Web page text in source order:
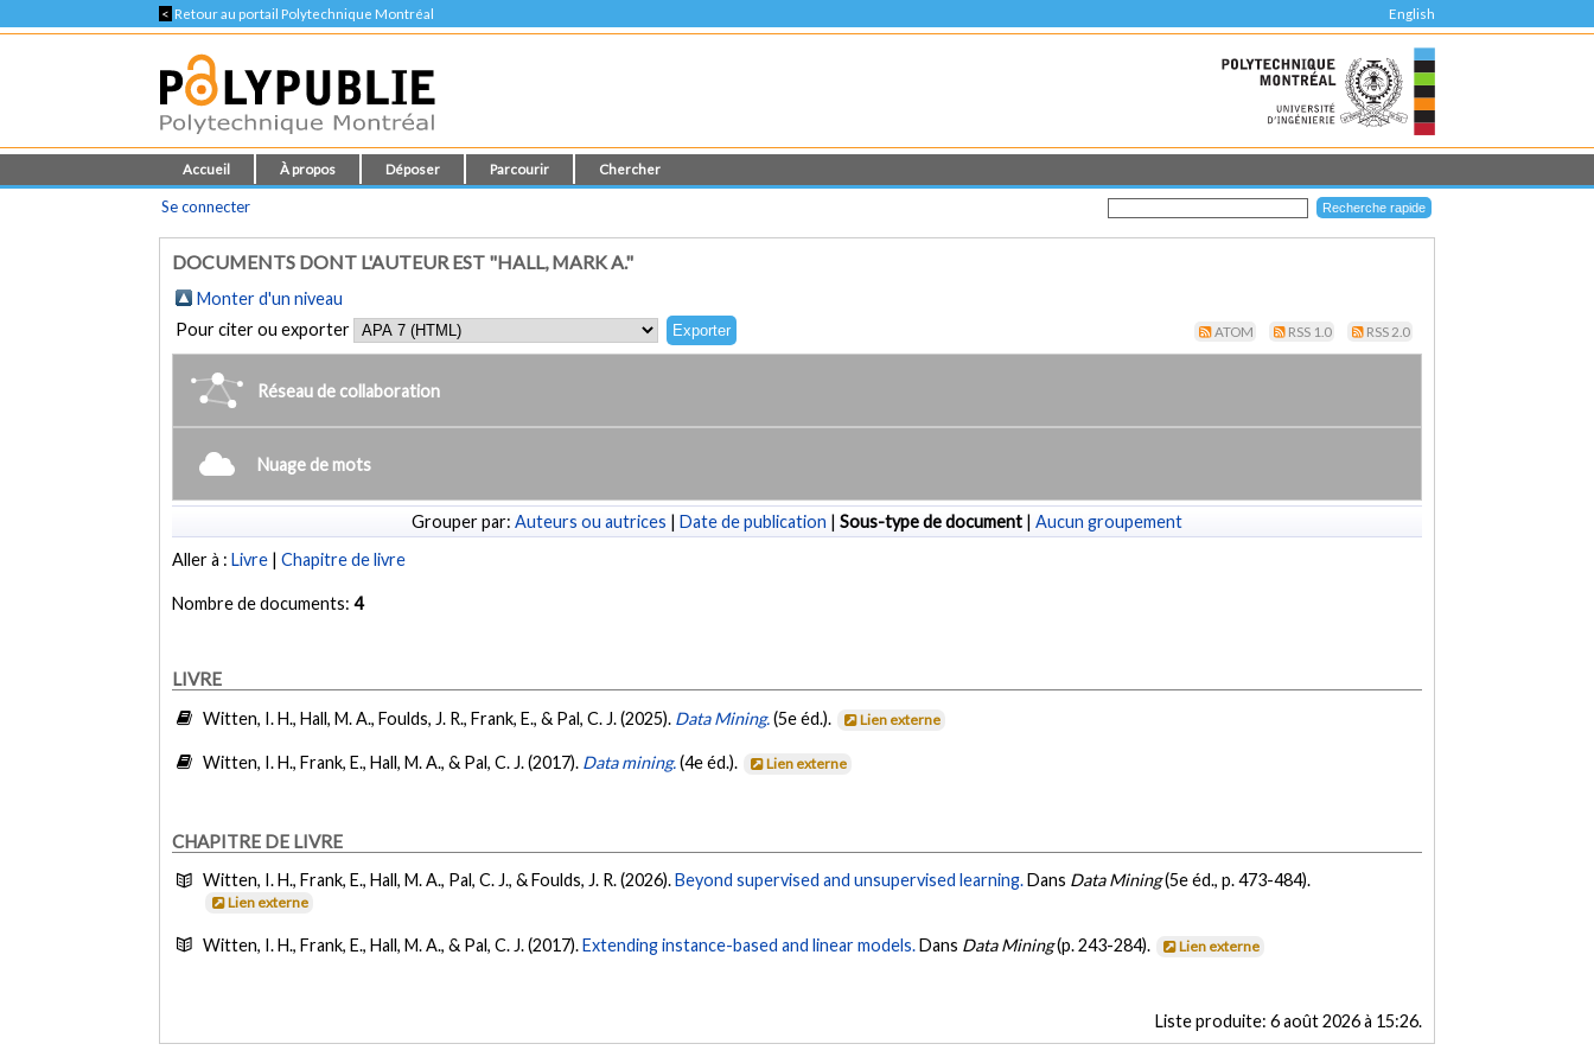
< Retour au portail Polytechnique Montréal English
Accueil À propos Déposer Parcourir Chercher
Se connecter
DOCUMENTS DONT L'AUTEUR EST "HALL, MARK A."
Monter d'un niveau
Pour citer ou exporter
ATOM RSS 1.0 RSS 2.0
Réseau de collaboration
Nuage de mots
Grouper par: Auteurs ou autrices | Date de publication | Sous-type de document | Aucun groupement
Aller à :Livre |Chapitre de livre
Nombre de documents:4
LIVRE
Witten, I. H., Hall, M. A., Foulds, J. R., Frank, E., & Pal, C. J. (2025). Data Mining.(5e éd.). Lien externe
Witten, I. H., Frank, E., Hall, M. A., & Pal, C. J. (2017). Data mining.(4e éd.). Lien externe
CHAPITRE DE LIVRE
Witten, I. H., Frank, E., Hall, M. A., Pal, C. J., & Foulds, J. R. (2026).Beyond supervised and unsupervised learning.Dans Data Mining(5e éd., p. 473-484).
Lien externe
Witten, I. H., Frank, E., Hall, M. A., & Pal, C. J. (2017).Extending instance-based and linear models.Dans Data Mining(p. 243-284). Lien externe
Liste produite: 6 août 2026 à 15:26.